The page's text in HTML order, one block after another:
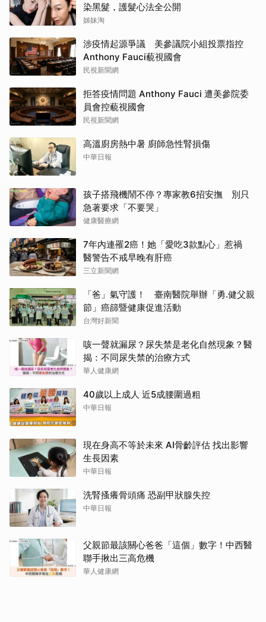
染黑髮，護髮心法全公開
姊妹淘
涉疫情起源爭議 美參議院小組投票指控
Anthony Fauci藐視國會
民視新聞網
拒答疫情問題 Anthony Fauci 遭美參院委
員會控藐視國會
民視新聞網
高溫廚房熱中暑 廚師急性腎損傷
中華日報
孩子搭飛機鬧不停？專家教6招安撫 別只
急著要求「不要哭」
健康醫療網
7年內連罹2癌！她「愛吃3款點心」惹禍
醫警告不戒早晚有肝癌
三立新聞網
「爸」氣守護！ 臺南醫院舉辦「勇.健父親
節」癌篩暨健康促進活動
台灣好新聞
咳一聲就漏尿？尿失禁是老化自然現象？醫
揭：不同尿失禁的治療方式
華人健康網
40歲以上成人 近5成腰圍過粗
中華日報
現在身高不等於未來 AI骨齡評估 找出影響
生長因素
中華日報
洗腎搔癢骨頭痛 恐副甲狀腺失控
中華日報
父親節最該關心爸爸「這個」數字！中西醫
聯手揪出三高危機
華人健康網